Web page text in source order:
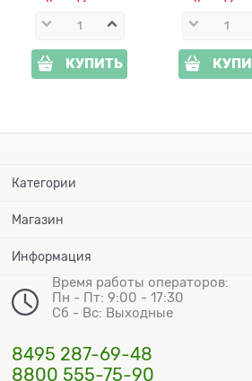
КУПИТЬ
Категории
Магазин
Информация
Время работы операторов:
Пн - Пт: 9:00 - 17:30
Сб - Вс: Выходные
8495 287-69-48
8800 555-75-90